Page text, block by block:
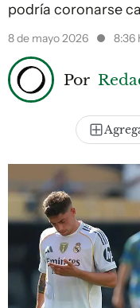
podría coronarse
8 de mayo 2026 8:36
Por